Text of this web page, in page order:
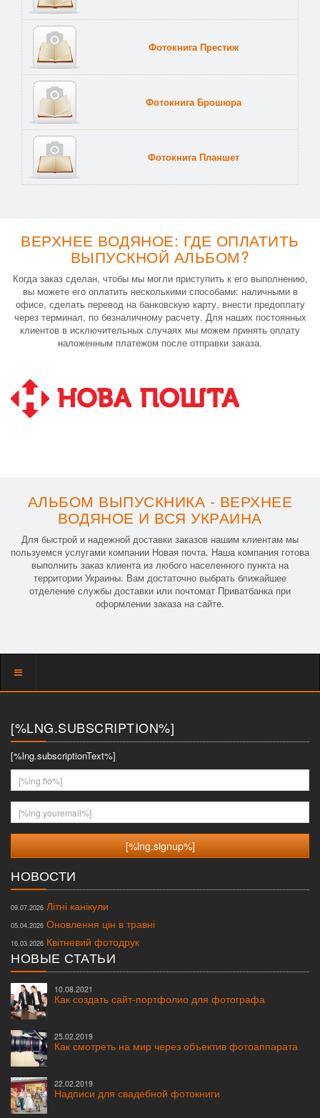
Фотокнига Престиж
Фотокнига Брошюра
Фотокнига Планшет
ВЕРХНЕЕ ВОДЯНОЕ: ГДЕ ОПЛАТИТЬ
ВЫПУСКНОЙ АЛЬБОМ?
Когда заказ сделан, чтобы мы могли приступить к его выполнению,
вы можете его оплатить несколькими способами: наличными в
офисе, сделать перевод на банковскую карту, внести предоплату
через терминал, по безналичному расчету. Для наших постоянных
клиентов в исключительных случаях мы можем принять оплату
наложенным платежом после отправки заказа.
АЛЬБОМ ВЫПУСКНИКА - ВЕРХНЕЕ
ВОДЯНОЕ И ВСЯ УКРАИНА
Для быстрой и надежной доставки заказов нашим клиентам мы
пользуемся услугами компании Новая почта. Наша компания готова
выполнить заказ клиента из любого населенного пункта на
территории Украины. Вам достаточно выбрать ближайшее
отделение службы доставки или почтомат Приватбанка при
оформлении заказа на сайте.
Показать
[%LNG.SUBSCRIPTION%]
[%lng.subscriptionText%]
[%lng.fio%]
[%lng.youremail%]
НОВОСТИ
09.07.2026 Літні канікули
05.04.2026 Оновлення цін в травні
16.03.2026 Квітневий фотодрук
НОВЫЕ СТАТЬИ
10.08.2021
Как создать сайт-портфолио для фотографа
25.02.2019
Как смотреть на мир через объектив фотоаппарата
22.02.2019
Надписи для свадебной фотокниги